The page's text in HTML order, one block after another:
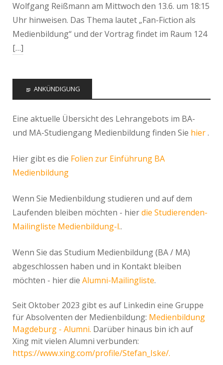
Wolfgang Reißmann am Mittwoch den 13.6. um 18:15
Uhr hinweisen. Das Thema lautet „Fan-Fiction als
Medienbildung“ und der Vortrag findet im Raum 124
[…]
ANKÜNDIGUNG
Eine aktuelle Übersicht des Lehrangebots im BA-
und MA-Studiengang Medienbildung finden Sie hier.
Hier gibt es die Folien zur Einführung BA
Medienbildung
Wenn Sie Medienbildung studieren und auf dem
Laufenden bleiben möchten - hierdie Studierenden-
Mailingliste Medienbildung-l..
Wenn Sie das Studium Medienbildung (BA / MA)
abgeschlossen haben und in Kontakt bleiben
möchten - hier die Alumni-Mailingliste.
Seit Oktober 2023 gibt es auf Linkedin eine Gruppe
für Absolventen der Medienbildung: Medienbildung
Magdeburg - Alumni. Darüber hinaus bin ich auf
Xing mit vielen Alumni verbunden:
https://www.xing.com/profile/Stefan_Iske/.